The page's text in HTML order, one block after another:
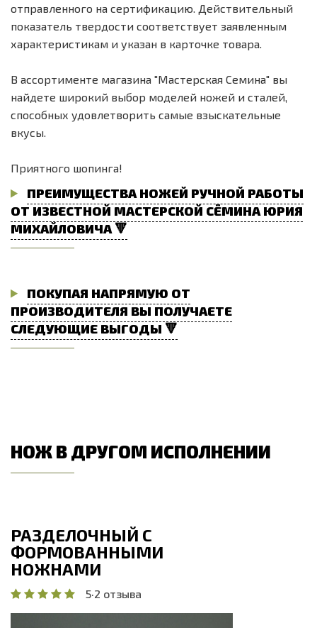
отправленного на сертификацию. Действительный
показатель твердости соответствует заявленным
характеристикам и указан в карточке товара.
В ассортименте магазина "Мастерская Семина" вы
найдете широкий выбор моделей ножей и сталей,
способных удовлетворить самые взыскательные
вкусы.
Приятного шопинга!
ПРЕИМУЩЕСТВА НОЖЕЙ РУЧНОЙ РАБОТЫ
ОТ ИЗВЕСТНОЙ МАСТЕРСКОЙ СЁМИНА ЮРИЯ
МИХАЙЛОВИЧА 🔻
ПОКУПАЯ НАПРЯМУЮ ОТ
ПРОИЗВОДИТЕЛЯ ВЫ ПОЛУЧАЕТЕ
СЛЕДУЮЩИЕ ВЫГОДЫ 🔻
НОЖ В ДРУГОМ ИСПОЛНЕНИИ
РАЗДЕЛОЧНЫЙ С
ФОРМОВАННЫМИ
НОЖНАМИ
5·2 отзыва